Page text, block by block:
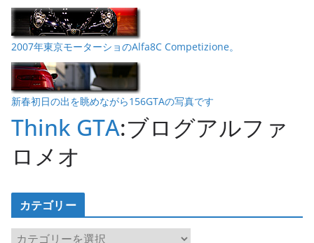
2007年東京モーターショのAlfa8C Competizione。
新春初日の出を眺めながら156GTAの写真です
Think GTA:ブログアルファ
ロメオ
カテゴリー
カ